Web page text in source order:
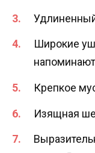
Широкие
Крепкое
Изящная